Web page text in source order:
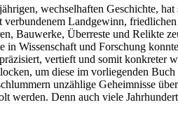
wechselhaften Geschichte,
Landgewinn,
Bauwerke, Überreste und Relikte
in Wissenschaft und Forschung
vertieft und somit konkreter
um diese im vorliegenden
unzählige Geheimnisse
werden. Denn auch viele